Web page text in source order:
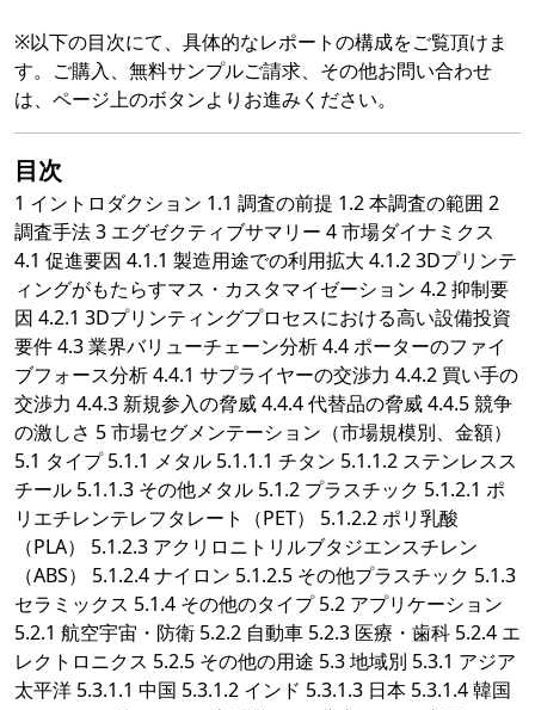
※以下の目次にて、具体的なレポートの構成をご覧頂けま
す。ご購入、無料サンプルご請求、その他お問い合わせ
は、ページ上のボタンよりお進みください。
目次
1 イントロダクション 1.1 調査の前提 1.2 本調査の範囲 2
調査手法 3 エグゼクティブサマリー 4 市場ダイナミクス
4.1 促進要因 4.1.1 製造用途での利用拡大 4.1.2 3Dプリンテ
ィングがもたらすマス・カスタマイゼーション 4.2 抑制要
因 4.2.1 3Dプリンティングプロセスにおける高い設備投資
要件 4.3 業界バリューチェーン分析 4.4 ポーターのファイ
ブフォース分析 4.4.1 サプライヤーの交渉力 4.4.2 買い手の
交渉力 4.4.3 新規参入の脅威 4.4.4 代替品の脅威 4.4.5 競争
の激しさ 5 市場セグメンテーション（市場規模別、金額）
5.1 タイプ 5.1.1 メタル 5.1.1.1 チタン 5.1.1.2 ステンレスス
チール 5.1.1.3 その他メタル 5.1.2 プラスチック 5.1.2.1 ポ
リエチレンテレフタレート（PET） 5.1.2.2 ポリ乳酸
（PLA） 5.1.2.3 アクリロニトリルブタジエンスチレン
（ABS） 5.1.2.4 ナイロン 5.1.2.5 その他プラスチック 5.1.3
セラミックス 5.1.4 その他のタイプ 5.2 アプリケーション
5.2.1 航空宇宙・防衛 5.2.2 自動車 5.2.3 医療・歯科 5.2.4 エ
レクトロニクス 5.2.5 その他の用途 5.3 地域別 5.3.1 アジア
太平洋 5.3.1.1 中国 5.3.1.2 インド 5.3.1.3 日本 5.3.1.4 韓国